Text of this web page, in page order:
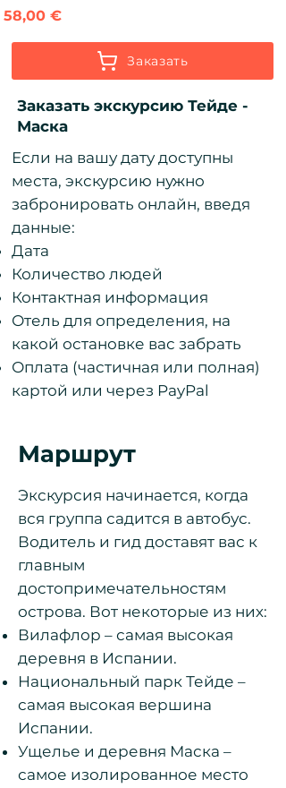
Заказать
Цена
58,00 €
Заказать экскурсию Тейде -
Маска
Если на вашу дату доступны
места, экскурсию нужно
забронировать онлайн, введя
данные:
Дата
Количество людей
Контактная информация
Отель для определения, на
какой остановке вас забрать
Оплата (частичная или полная)
картой или через PayPal
Маршрут
Экскурсия начинается, когда
вся группа садится в автобус.
Водитель и гид доставят вас к
главным
достопримечательностям
острова. Вот некоторые из них:
Вилафлор – самая высокая
деревня в Испании.
Национальный парк Тейде –
самая высокая вершина
Испании.
Ущелье и деревня Маска –
самое изолированное место